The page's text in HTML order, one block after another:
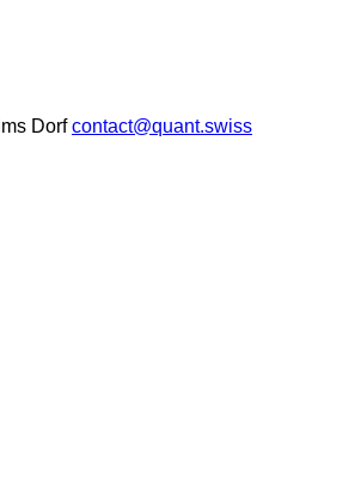
Dorf contact@quant.swiss